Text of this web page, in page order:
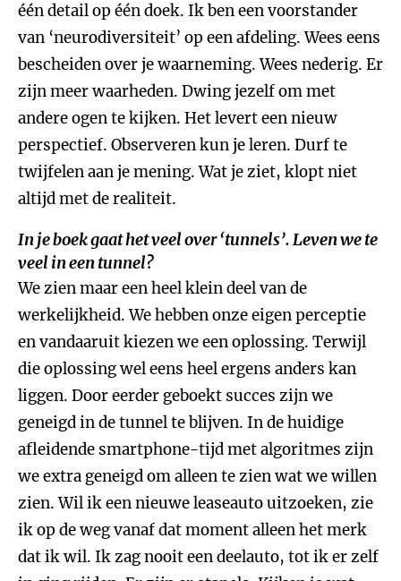
één detail op één doek. Ik ben een voorstander
van ‘neurodiversiteit’ op een afdeling. Wees eens
bescheiden over je waarneming. Wees nederig. Er
zijn meer waarheden. Dwing jezelf om met
andere ogen te kijken. Het levert een nieuw
perspectief. Observeren kun je leren. Durf te
twijfelen aan je mening. Wat je ziet, klopt niet
altijd met de realiteit.
In je boek gaat het veel over ‘tunnels’. Leven we te
veel in een tunnel?
We zien maar een heel klein deel van de
werkelijkheid. We hebben onze eigen perceptie
en vandaaruit kiezen we een oplossing. Terwijl
die oplossing wel eens heel ergens anders kan
liggen. Door eerder geboekt succes zijn we
geneigd in de tunnel te blijven. In de huidige
afleidende smartphone-tijd met algoritmes zijn
we extra geneigd om alleen te zien wat we willen
zien. Wil ik een nieuwe leaseauto uitzoeken, zie
ik op de weg vanaf dat moment alleen het merk
dat ik wil. Ik zag nooit een deelauto, tot ik er zelf